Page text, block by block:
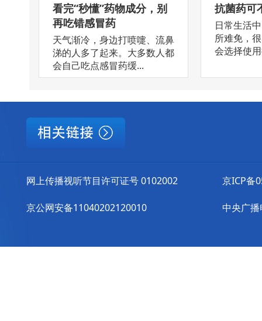
看完“秒懂”药物成分，别
再吃错感冒药
天气渐冷，身边打喷嚏、流鼻
涕的人多了起来。大多数人都
会自己吃点感冒药缓...
抗菌药可
日常生活
所难免，
会选择使
网上传播视听节目许可证号 0102002
京公网安备11040202120010
京ICP备
中央广